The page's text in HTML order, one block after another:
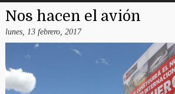
Nos hacen el avión
lunes, 13 febrero, 2017